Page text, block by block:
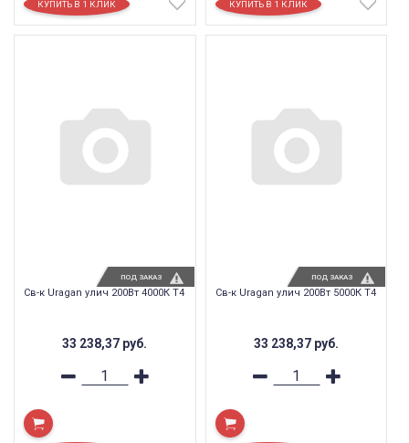
Св-к Uragan улич 200Вт 4000К T4
33 238,37 руб.
ПОД ЗАКАЗ
Св-к Uragan улич 200Вт 5000К T4
33 238,37 руб.
ПОД ЗАКАЗ